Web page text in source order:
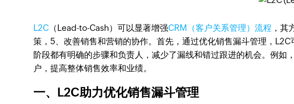
L2C （Lead-to-Cash）可以显著增强CRM（客户关系管理）流程 ，其
策，5、改善销售和营销的协作。首先，通过优化销售漏斗管理，
阶段都有明确的步骤和负责人，减少了漏线和错过跟进的机会。例
户，提高整体销售效率和业绩。
一、L2C助力优化销售漏斗管理